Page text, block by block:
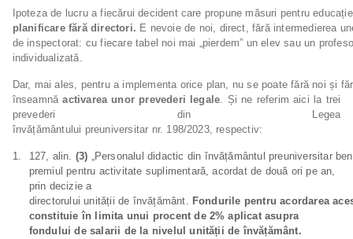
Ipoteza de lucru a fiecărui decident care propune măsuri pentru
planificare fără directori. E nevoie de noi, direct, fără intermedierea
de inspectorat: cu fiecare tabel noi mai „pierdem” un elev sau un
individualizată.
Dar, mai ales, pentru a implementa orice plan, nu se poate fără noi și
înseamnăactivarea unor prevederi legale. Și ne referim aici la trei
prevederi din Legea
învățământului preuniversitar nr. 198/2023, respectiv:
127, alin. (3) „Personalul didactic din învățământul preuniversitar
premiul pentru activitate suplimentară, acordat de două ori pe an,
prin decizie a
directorului unității de învățământ. Fondurile pentru acordarea
constituie în limita unui procent de 2% aplicat asupra
fondului de salarii de la nivelul
unității de învățământ.